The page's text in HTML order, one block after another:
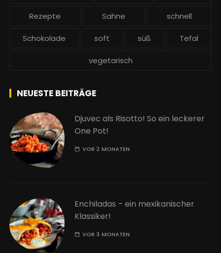
Rezepte Sahne schnell
Schokolade soft süß Tefal
vegetarisch
NEUESTE BEITRÄGE
Djuvec als Risotto! So ein leckerer
One Pot!
VOR 2 MONATEN
Enchiladas – ein mexikanischer
Klassiker!
VOR 3 MONATEN